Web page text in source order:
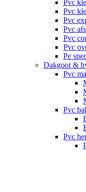
Pvc
Pvc
Pvc
Pvc
Pvc
Pvc
Pe
Dakgoot &
Pvc
Pvc
Pvc